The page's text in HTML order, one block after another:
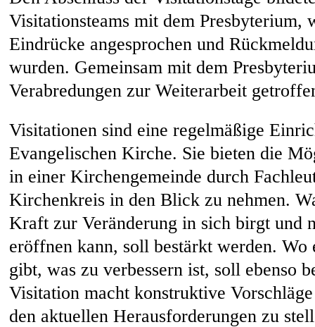
Visitationsteams mit dem Presbyterium,
Eindrücke angesprochen und
wurden. Gemeinsam mit dem
Verabredungen zur Weiterarbeit
Visitationen sind eine regelmäßige
Evangelischen Kirche. Sie bieten die
in einer Kirchengemeinde durch
Kirchenkreis in den Blick zu nehmen.
Kraft zur Veränderung in sich birgt und
eröffnen kann, soll bestärkt werden. Wo
gibt, was zu verbessern ist, soll ebenso
Visitation macht konstruktive
den aktuellen Herausforderungen zu